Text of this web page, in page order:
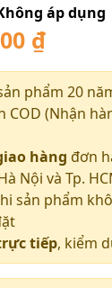
áp dụng
₫
phẩm 20
COD (Nhận
hàng đơn
Nội và Tp.
sản phẩm
tiếp, kiểm